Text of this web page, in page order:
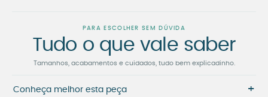
PARA ESCOLHER SEM DÚVIDA
Tudo o que vale saber
Tamanhos, acabamentos e cuidados, tudo bem explicadinho.
Conheça melhor esta peça +